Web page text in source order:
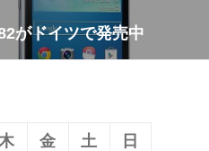
がドイツで発売中
金 土 日